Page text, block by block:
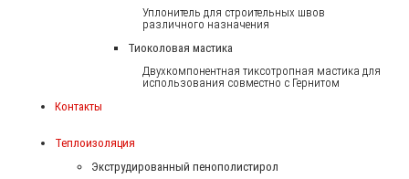
Уплонитель для строительных швов
различного назначения
Тиоколовая мастика
Двухкомпонентная тиксотропная мастика для
использования совместно с Гернитом
Контакты
Теплоизоляция
Экструдированный пенополистирол